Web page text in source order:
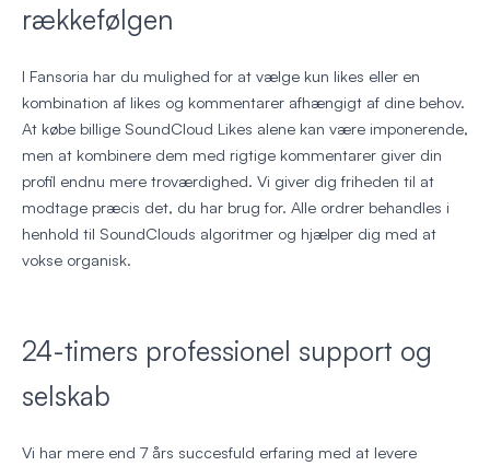
rækkefølgen
I Fansoria har du mulighed for at vælge kun likes eller en
kombination af likes og kommentarer afhængigt af dine behov.
At købe billige SoundCloud Likes alene kan være imponerende,
men at kombinere dem med rigtige kommentarer giver din
profil endnu mere troværdighed. Vi giver dig friheden til at
modtage præcis det, du har brug for. Alle ordrer behandles i
henhold til SoundClouds algoritmer og hjælper dig med at
vokse organisk.
24-timers professionel support og
selskab
Vi har mere end 7 års succesfuld erfaring med at levere